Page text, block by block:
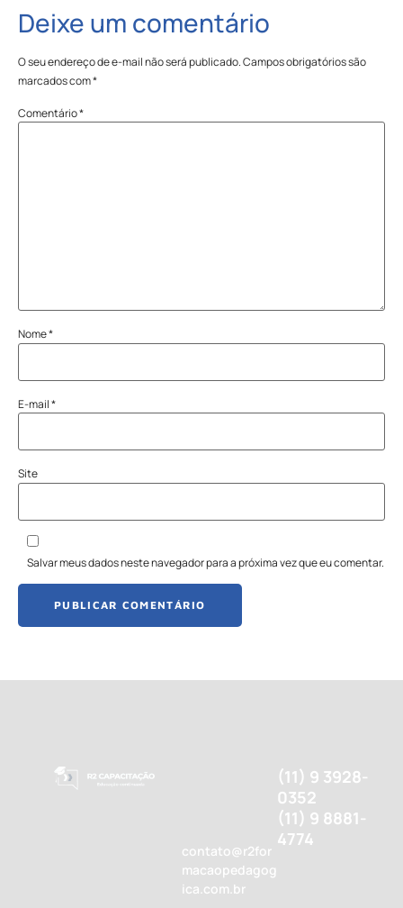
Deixe um comentário
O seu endereço de e-mail não será publicado.Campos obrigatórios são
marcados com*
Comentário*
Nome*
E-mail*
Site
Salvar meus dados neste navegador para a próxima vez que eu comentar.
contato@r2for
macaopedagog
ica.com.br
(11) 9 3928-
0352
(11) 9 8881-
4774